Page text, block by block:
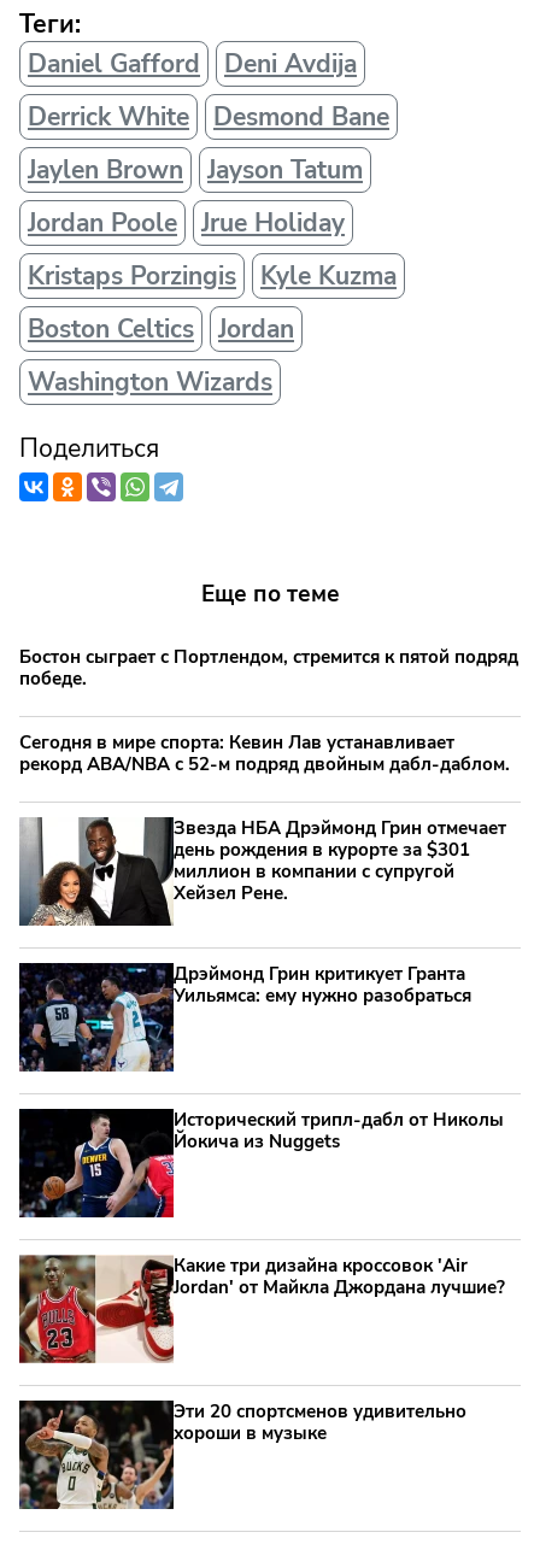
Теги:
Daniel Gafford
Deni Avdija
Derrick White
Desmond Bane
Jaylen Brown
Jayson Tatum
Jordan Poole
Jrue Holiday
Kristaps Porzingis
Kyle Kuzma
Boston Celtics
Jordan
Washington Wizards
Поделиться
Еще по теме
Бостон сыграет с Портлендом, стремится к пятой подряд
победе.
Сегодня в мире спорта: Кевин Лав устанавливает
рекорд ABA/NBA с 52-м подряд двойным дабл-даблом.
Звезда НБА Дрэймонд Грин отмечает
день рождения в курорте за $301
миллион в компании с супругой
Хейзел Рене.
Дрэймонд Грин критикует Гранта
Уильямса: ему нужно разобраться
Исторический трипл-дабл от Николы
Йокича из Nuggets
Какие три дизайна кроссовок 'Air
Jordan' от Майкла Джордана лучшие?
Эти 20 спортсменов удивительно
хороши в музыке